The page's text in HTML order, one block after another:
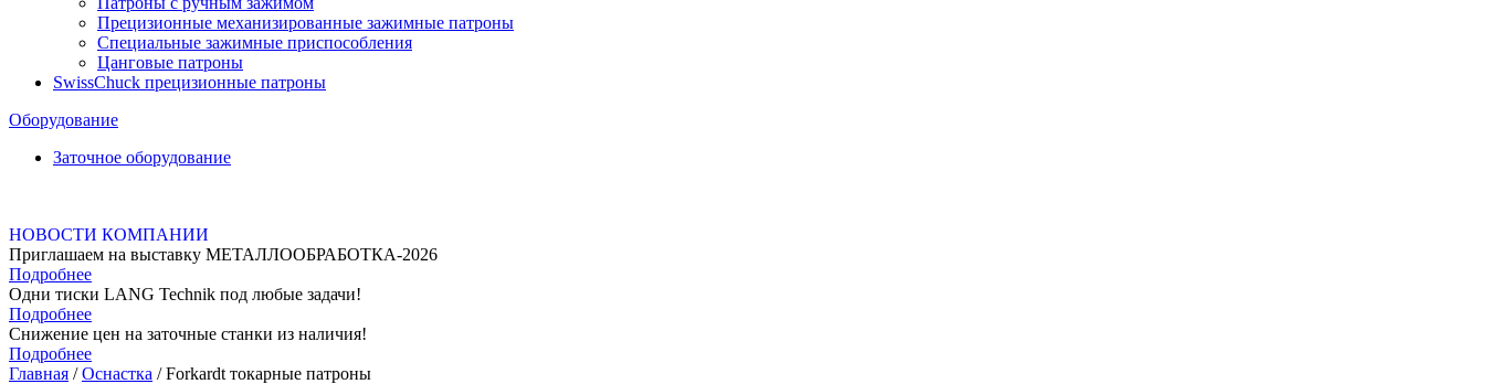
Прецизионные механизированные зажимные патроны
Специальные зажимные приспособления
Цанговые патроны
SwissChuck прецизионные патроны
Оборудование
Заточное оборудование
НОВОСТИ КОМПАНИИ
Приглашаем на выставку МЕТАЛЛООБРАБОТКА-2026
Подробнее
Одни тиски LANG Technik под любые задачи!
Подробнее
Снижение цен на заточные станки из наличия!
Подробнее
Главная /Оснастка / Forkardt токарные патроны